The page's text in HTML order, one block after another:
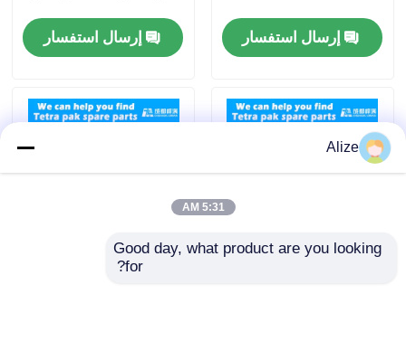
جولة في المعمل
مراقبة الجودة
اتصل بنا
إرسال استفسار إرسال استفسار
Alize
5:31 AM
Good day, what product are you looking
for?